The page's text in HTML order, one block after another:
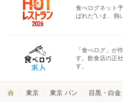
食べログネット
ばれた"いま、熱
「食べログ」が
す。飲食店の正
す。
東京 東京 パン 目黒・白